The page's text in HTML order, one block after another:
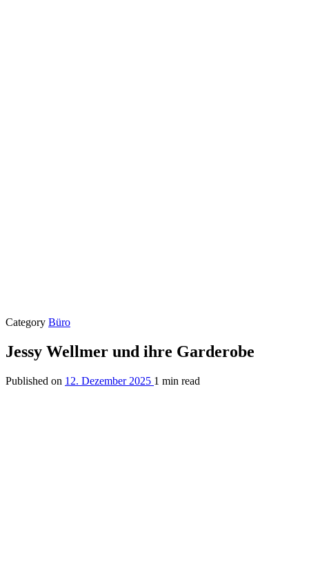
Category Büro
Jessy Wellmer und ihre Garderobe
Published on 12. Dezember 2025 1 min read